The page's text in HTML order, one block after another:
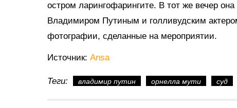
остром ларингофарингите. В тот же вечер
Владимиром Путиным и голливудским
фотографии, сделанные на мероприятии.
Источник: Аnsa
Теги: владимир путин орнелла мути суд